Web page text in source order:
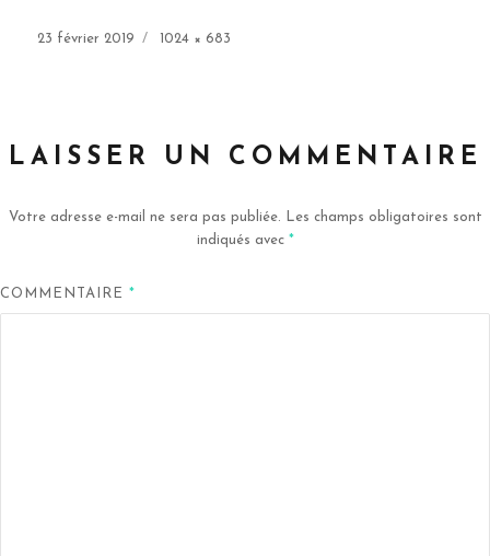
Publié
23 février 2019
Taille
1024 × 683
LAISSER UN COMMENTAIRE
Votre adresse e-mail ne sera pas publiée.
Les champs obligatoires sont
indiqués avec *
COMMENTAIRE *